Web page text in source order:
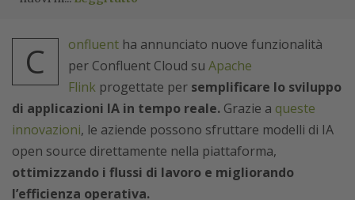
C onfluent ha annunciato nuove funzionalità
per Confluent Cloud su Apache
Flink progettate per semplificare lo sviluppo
di applicazioni IA in tempo reale. Grazie a queste
innovazioni, le aziende possono sfruttare modelli di IA
open source direttamente nella piattaforma,
ottimizzando i flussi di lavoro e migliorando
l’efficienza operativa.